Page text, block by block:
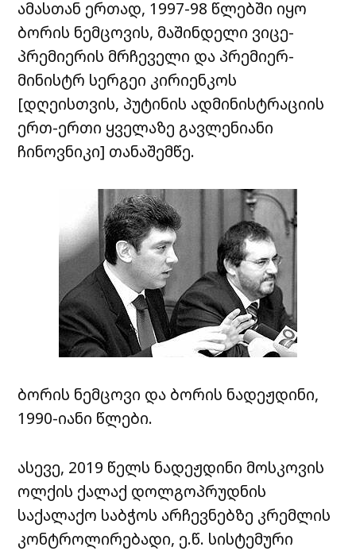
ამასთან ერთად, 1997-98 წლებში იყო
ბორის ნემცოვის, მაშინდელი ვიცე-
პრემიერის მრჩეველი და პრემიერ-
მინისტრ სერგეი კირიენკოს
[დღეისთვის, პუტინის ადმინისტრაციის
ერთ-ერთი ყველაზე გავლენიანი
ჩინოვნიკი] თანაშემწე.
ბორის ნემცოვი და ბორის ნადეჟდინი,
1990-იანი წლები.
ასევე, 2019 წელს ნადეჟდინი მოსკოვის
ოლქის ქალაქ დოლგოპრუდნის
საქალაქო საბჭოს არჩევნებზე კრემლის
კონტროლირებადი, ე.წ. სისტემური